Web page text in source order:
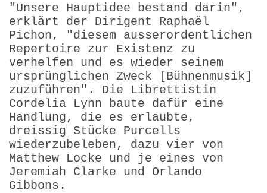
"Unsere Hauptidee bestand darin",
erklärt der Dirigent Raphaël
Pichon, "diesem ausserordentlichen
Repertoire zur Existenz zu
verhelfen und es wieder seinem
ursprünglichen Zweck [Bühnenmusik]
zuzuführen". Die Librettistin
Cordelia Lynn baute dafür eine
Handlung, die es erlaubte,
dreissig Stücke Purcells
wiederzubeleben, dazu vier von
Matthew Locke und je eines von
Jeremiah Clarke und Orlando
Gibbons.